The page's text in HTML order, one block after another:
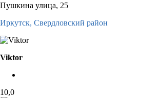
Пушкина улица, 25
Иркутск, Свердловский район
Viktor
10,0